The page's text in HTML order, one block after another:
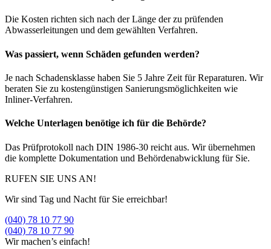
Die Kosten richten sich nach der Länge der zu prüfenden
Abwasserleitungen und dem gewählten Verfahren.
Was passiert, wenn Schäden gefunden werden?
Je nach Schadensklasse haben Sie 5 Jahre Zeit für Reparaturen. Wir
beraten Sie zu kostengünstigen Sanierungsmöglichkeiten wie
Inliner-Verfahren.
Welche Unterlagen benötige ich für die Behörde?
Das Prüfprotokoll nach DIN 1986-30 reicht aus. Wir übernehmen
die komplette Dokumentation und Behördenabwicklung für Sie.
RUFEN SIE UNS AN!
Wir sind Tag und Nacht für Sie erreichbar!
(040) 78 10 77 90
(040) 78 10 77 90
Wir machen’s einfach!